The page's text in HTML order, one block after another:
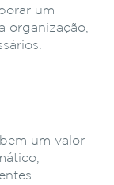
um
organização,
um valor